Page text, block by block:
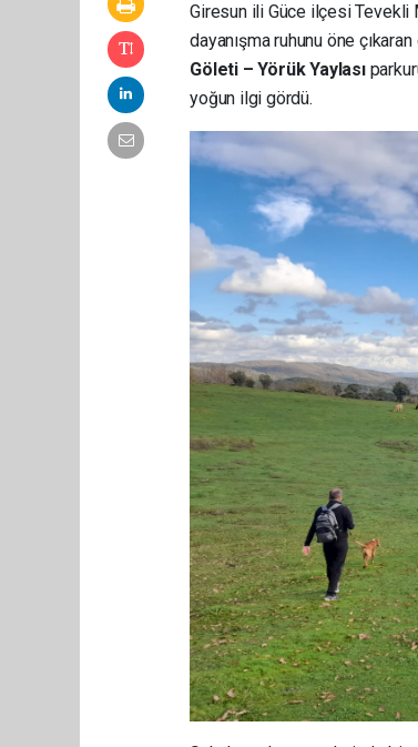
Giresun ili Güce ilçesi Tevekli
dayanışma ruhunu öne
Göleti – Yörük Yaylası
yoğun ilgi gördü.